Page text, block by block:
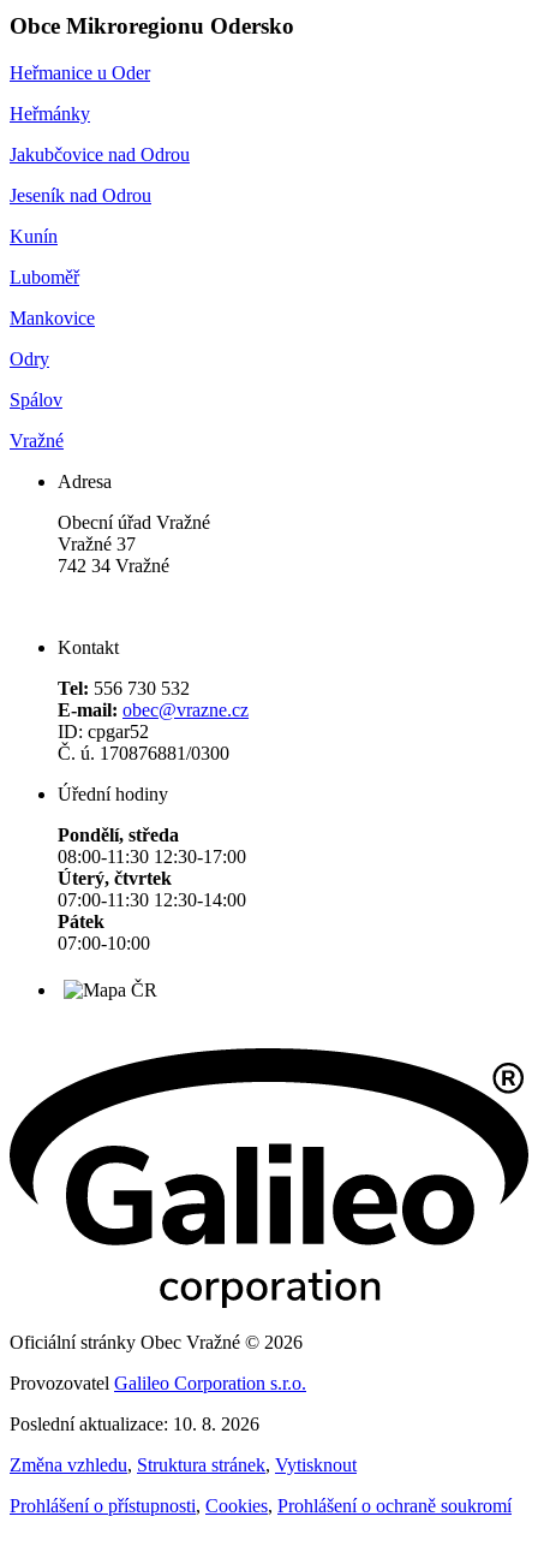
Obce Mikroregionu Odersko
Heřmanice u Oder
Heřmánky
Jakubčovice nad Odrou
Jeseník nad Odrou
Kunín
Luboměř
Mankovice
Odry
Spálov
Vražné
Adresa
Obecní úřad Vražné
Vražné 37
742 34 Vražné
Kontakt
Tel: 556 730 532
E-mail: obec@vrazne.cz
ID: cpgar52
Č. ú. 170876881/0300
Úřední hodiny
Pondělí, středa
08:00-11:30 12:30-17:00
Úterý, čtvrtek
07:00-11:30 12:30-14:00
Pátek
07:00-10:00
Oficiální stránky Obec Vražné © 2026
Provozovatel Galileo Corporation s.r.o.
Poslední aktualizace: 10. 8. 2026
Změna vzhledu, Struktura stránek, Vytisknout
Prohlášení o přístupnosti, Cookies, Prohlášení o ochraně soukromí